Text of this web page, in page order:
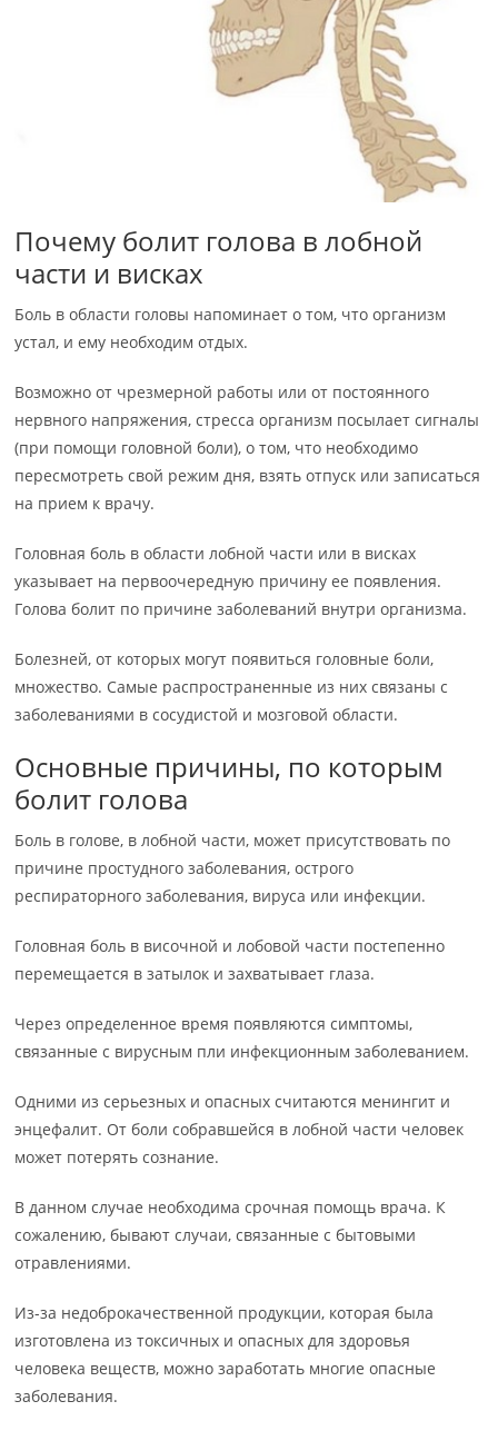
Почему болит голова в лобной
части и висках
Боль в области головы напоминает о том, что организм
устал, и ему необходим отдых.
Возможно от чрезмерной работы или от постоянного
нервного напряжения, стресса организм посылает сигналы
(при помощи головной боли), о том, что необходимо
пересмотреть свой режим дня, взять отпуск или записаться
на прием к врачу.
Головная боль в области лобной части или в висках
указывает на первоочередную причину ее появления.
Голова болит по причине заболеваний внутри организма.
Болезней, от которых могут появиться головные боли,
множество. Самые распространенные из них связаны с
заболеваниями в сосудистой и мозговой области.
Основные причины, по которым
болит голова
Боль в голове, в лобной части, может присутствовать по
причине простудного заболевания, острого
респираторного заболевания, вируса или инфекции.
Головная боль в височной и лобовой части постепенно
перемещается в затылок и захватывает глаза.
Через определенное время появляются симптомы,
связанные с вирусным пли инфекционным заболеванием.
Одними из серьезных и опасных считаются менингит и
энцефалит. От боли собравшейся в лобной части человек
может потерять сознание.
В данном случае необходима срочная помощь врача. К
сожалению, бывают случаи, связанные с бытовыми
отравлениями.
Из-за недоброкачественной продукции, которая была
изготовлена из токсичных и опасных для здоровья
человека веществ, можно заработать многие опасные
заболевания.